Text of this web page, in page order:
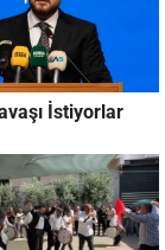
İstiyorlar